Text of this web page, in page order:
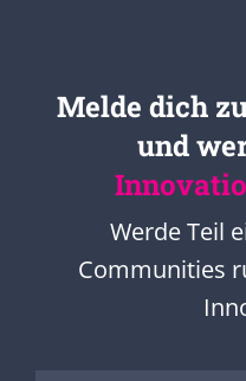
Melde dich
und
Werde Teil
Communities